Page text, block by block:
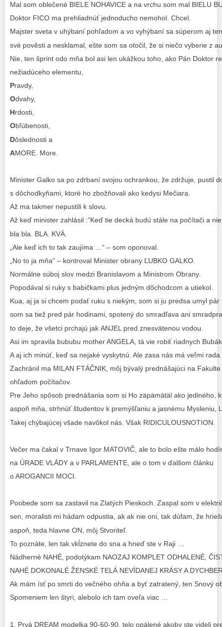
Mal som oblečené BIELE NOHAVICE a na vrchu som mal BIELU
Doktor FICO ma prehliadnúť jednoducho nemohol. Chcel.
Majster sveta v uhýbaní pohľadom a vo vyhýbaní sa súperom aj
své pověsti a nesklamal, ešte som sa otočil, že si niečo vyberie z
Nie, ten šprint odo mňa bol asi len ukážkou toho, ako Pán Doktor
nežiadúceho elementu,
Pravdy,
Odvahy,
Hrdosti,
Obľúbenosti,
Dôslednosti a
AMORE. More.
Minister Galko sa po zdrbaní svojou ochrankou, že zdržuje, pustil
s dôchodkyňami, ktoré ho zbožňovali ako kedysi Mečiara.
Až ma takmer nepustili k slovu.
Až keď minister zahlásil :“Keď tie decká budú stále na počítači a
bla bla. BLA. KVÁ.
„Ale keď ich to tak zaujíma …“ – som oponoval.
„No to ja mňa“ – kontroval Minister obrany ĽUBKO GALKO.
Normálne súboj slov medzi Branislavom a Ministrom Obrany.
Popodával si ruky s babičkami plus jedným dôchodcom a utiekol.
Kua, aj ja si chcem podať ruku s niekým, som si ju predsa umyl
som sa tiež pred pár hodinami, spotený do smradľava ani
to deje, že všetci prchajú jak ANJEL pred znesvätenou vodou.
Asi im spravila bububu mother ANGELA, tá vie robiť riadnych
A aj ich minúť, keď sa nejaké vyskytnú. Ale zasa nás má veľmi
Zachránil ma MILAN FTÁČNIK, môj bývalý prednášajúci na
ohľadom počítačov.
Pre Jeho spôsob prednášania som si Ho zäpämätäl ako jediného,
aspoň mňa, strhnúť študentov k premýšľaniu a jasnému Mysleniu,
Takej chýbajúcej všade navôkol nás. Však RIDICULOUSNOTION.
Večer ma čakal v Trnave Igor MATOVIČ, ale to bolo ešte málo
na ÚRADE VLÁDY a v PARLAMENTE, ale o tom v ďalšom článku
o AROGANCII MOCI.
Poobede som sa zastavil na Zlatých Pieskoch. Zaspal som v
sen, moralisti mi hádam odpustia, ak ak nie oni, tak dúfam, že
aspoň, teda hlavne ON, môj Stvoriteľ.
To poznáte, len tak vkĺznete do sna a hneď ste v Raji …
Nádherné NAHÉ, podotýkam NAOZAJ KOMPLET ODHALENÉ,
NAHÉ DOKONALÉ ŽENSKÉ TELÁ NEVÍDANEJ KRÁSY A
Ak mám ísť po smrti do večného ohňa a byť zatratený, ten Snový
Spomeniem len štyri, alebolo ich tam oveľa viac …
1. Prvá DREAM modelka 90-60-90, telo opálené akoby ste videli